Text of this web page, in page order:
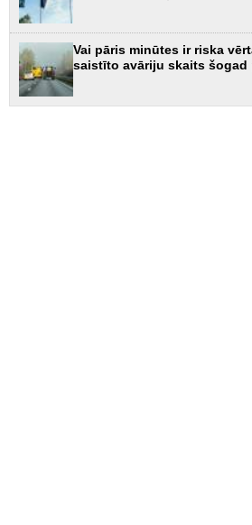
Vai pāris minūtes ir riska
saistīto avāriju skaits šogad